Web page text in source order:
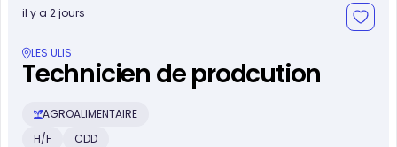
il y a 2 jours
LES ULIS
Technicien de prodcution
AGROALIMENTAIRE
H/F
CDD